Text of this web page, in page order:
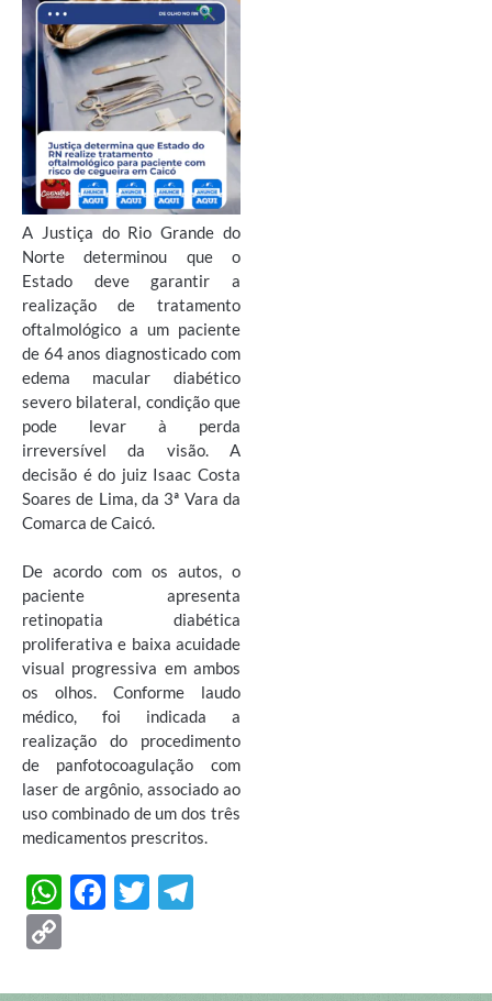
A Justiça do Rio Grande do
Norte determinou que o
Estado deve garantir a
realização de tratamento
oftalmológico a um paciente
de 64 anos diagnosticado com
edema macular diabético
severo bilateral, condição que
pode levar à perda
irreversível da visão. A
decisão é do juiz Isaac Costa
Soares de Lima, da 3ª Vara da
Comarca de Caicó.
De acordo com os autos, o
paciente apresenta
retinopatia diabética
proliferativa e baixa acuidade
visual progressiva em ambos
os olhos. Conforme laudo
médico, foi indicada a
realização do procedimento
de panfotocoagulação com
laser de argônio, associado ao
uso combinado de um dos três
medicamentos prescritos.
W F
T